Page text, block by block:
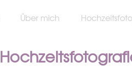
Über mich